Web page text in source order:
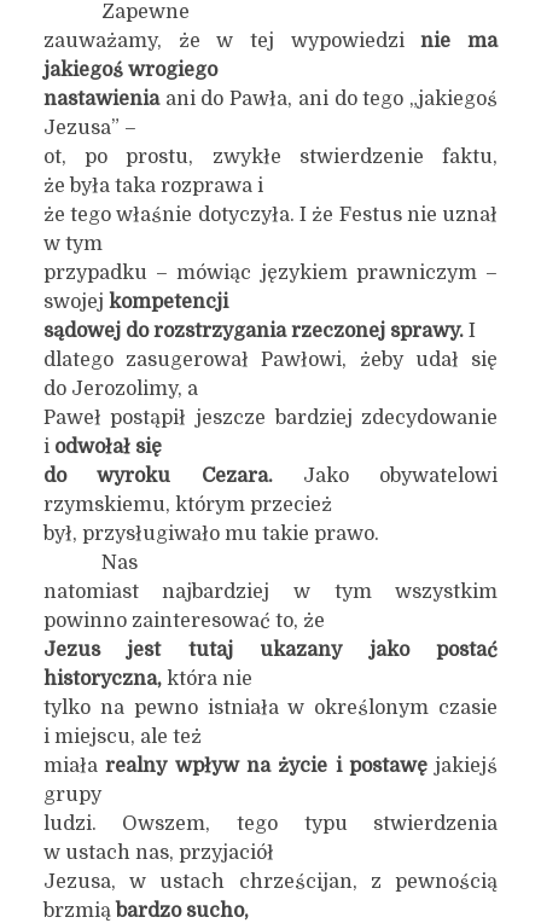
Zapewne
zauważamy, że w tej wypowiedzinie ma
jakiegoś wrogiego
nastawieniaani do Pawła, ani do tego „jakiegoś
Jezusa” –
ot, po prostu, zwykłe stwierdzenie faktu,
że była taka rozprawa i
że tego właśnie dotyczyła. I że Festus nie uznał
w tym
przypadku – mówiąc językiem prawniczym –
swojej kompetencji
sądowej do rozstrzyganiarzeczonejsprawy.I
dlatego zasugerował Pawłowi, żeby udał się
do Jerozolimy, a
Paweł postąpił jeszcze bardziej zdecydowanie
i odwołał się
do wyroku Cezara.Jako obywatelowi
rzymskiemu, którym przecież
był, przysługiwało mu takie prawo.
Nas
natomiast najbardziej w tym wszystkim
powinno zainteresować to, że
Jezus jest tutaj ukazany jako postać
historyczna,która nie
tylko na pewno istniała w określonym czasie
i miejscu, ale też
miałarealny wpływ na życie i postawęjakiejś
grupy
ludzi. Owszem, tego typu stwierdzenia
w ustach nas, przyjaciół
Jezusa, w ustach chrześcijan, z pewnością
brzmią bardzo sucho,